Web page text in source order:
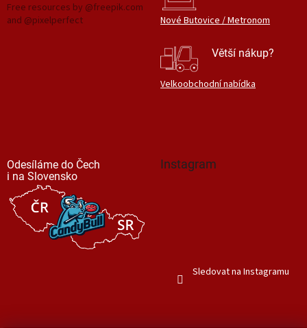
Free resources by @freepik.com
and @pixelperfect
Nové Butovice / Metronom
Větší nákup?
Velkoobchodní nabídka
Odesíláme do Čech
i na Slovensko
Instagram
Sledovat na Instagramu